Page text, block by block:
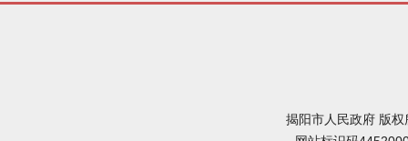
揭阳市人民政府 版